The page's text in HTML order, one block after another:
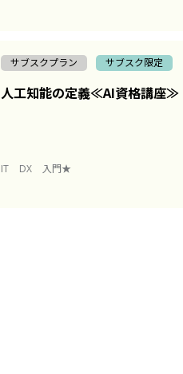
サブスクプラン サブスク限定
人工知能の定義≪AI資格講座≫
IT DX 入門★